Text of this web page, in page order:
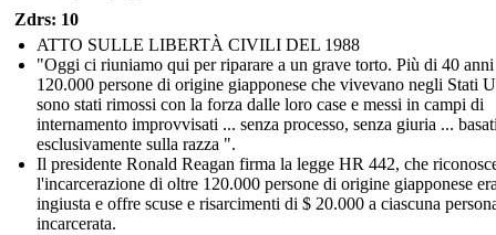
Zdrs: 10
ATTO SULLE LIBERTÀ CIVILI DEL 1988
"Oggi ci riuniamo qui per riparare a un grave torto. Più di 40
120.000 persone di origine giapponese che vivevano negli Stati
sono stati rimossi con la forza dalle loro case e messi in campi di
internamento improvvisati ... senza processo, senza giuria ...
esclusivamente sulla razza ".
Il presidente Ronald Reagan firma la legge HR 442, che
l'incarcerazione di oltre 120.000 persone di origine giapponese
ingiusta e offre scuse e risarcimenti di $ 20.000 a ciascuna
incarcerata.